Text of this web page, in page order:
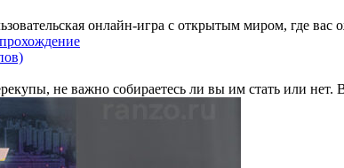
онлайн-игра с открытым миром, где
не важно собираетесь ли вы им стать или нет.